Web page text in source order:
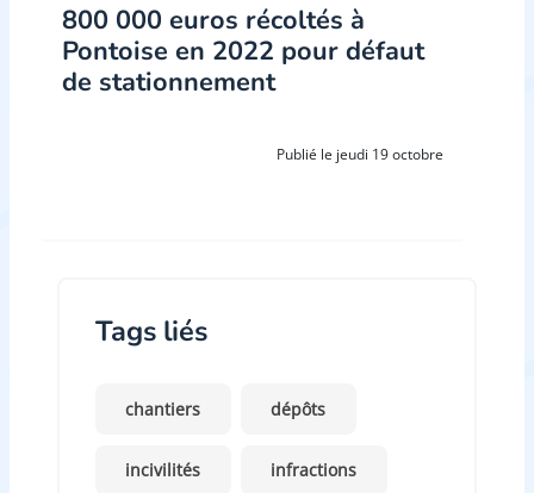
800 000 euros récoltés à
Pontoise en 2022 pour défaut
de stationnement
Publié le jeudi 19 octobre
Tags liés
chantiers dépôts
incivilités infractions